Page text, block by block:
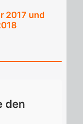
2017 und
den